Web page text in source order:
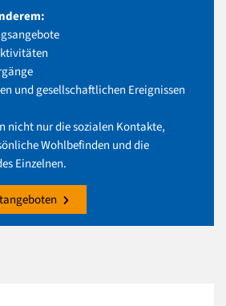
und gesellschaftlichen Ereignissen
nicht nur die sozialen Kontakte,
Wohlbefinden und die
Einzelnen.